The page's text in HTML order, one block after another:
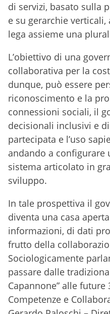
di servizi, basato sulla
e su gerarchie verticali,
lega assieme una
L’obiettivo di una
collaborativa per la
dunque, può essere
riconoscimento e la
connessioni sociali, il
decisionali inclusivi e
partecipata e l’uso
andando a configurare
sistema articolato in
sviluppo.
In tale prospettiva il
diventa una casa
informazioni, di dati
frutto della
Sociologicamente
passare dalle
Capannone” alle future
Competenze e